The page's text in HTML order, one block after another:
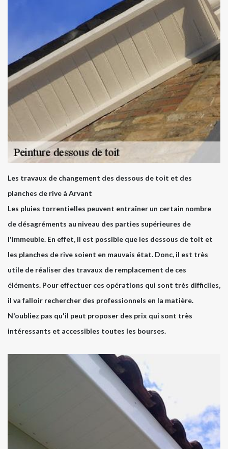
Les travaux de changement des dessous de toit et des
planches de rive à Arvant
Les pluies torrentielles peuvent entraîner un certain nombre
de désagréments au niveau des parties supérieures de
l'immeuble. En effet, il est possible que les dessous de toit et
les planches de rive soient en mauvais état. Donc, il est très
utile de réaliser des travaux de remplacement de ces
éléments. Pour effectuer ces opérations qui sont très difficiles,
il va falloir rechercher des professionnels en la matière.
N'oubliez pas qu'il peut proposer des prix qui sont très
intéressants et accessibles toutes les bourses.